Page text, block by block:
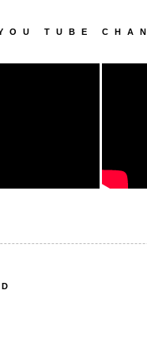
TUBE